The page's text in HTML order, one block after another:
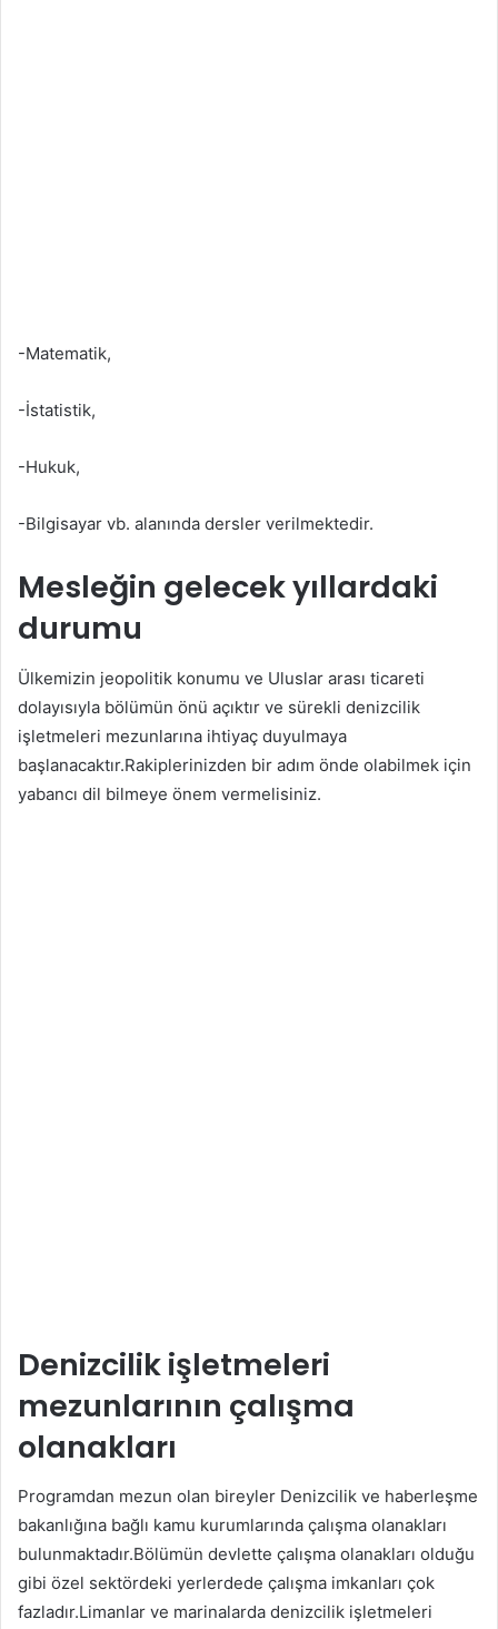
-Matematik,
-İstatistik,
-Hukuk,
-Bilgisayar vb. alanında dersler verilmektedir.
Mesleğin gelecek yıllardaki
durumu
Ülkemizin jeopolitik konumu ve Uluslar arası ticareti
dolayısıyla bölümün önü açıktır ve sürekli denizcilik
işletmeleri mezunlarına ihtiyaç duyulmaya
başlanacaktır.Rakiplerinizden bir adım önde olabilmek için
yabancı dil bilmeye önem vermelisiniz.
Denizcilik işletmeleri
mezunlarının çalışma
olanakları
Programdan mezun olan bireyler Denizcilik ve haberleşme
bakanlığına bağlı kamu kurumlarında çalışma olanakları
bulunmaktadır.Bölümün devlette çalışma olanakları olduğu
gibi özel sektördeki yerlerdede çalışma imkanları çok
fazladır.Limanlar ve marinalarda denizcilik işletmeleri